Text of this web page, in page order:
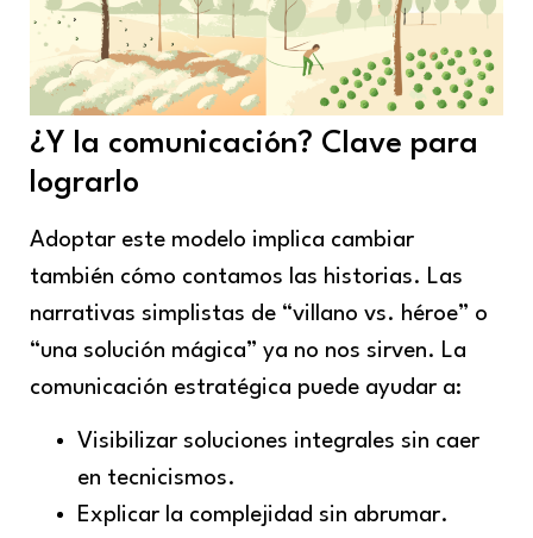
¿Y la comunicación? Clave para
lograrlo
Adoptar este modelo implica cambiar
también cómo contamos las historias. Las
narrativas simplistas de “villano vs. héroe” o
“una solución mágica” ya no nos sirven. La
comunicación estratégica puede ayudar a:
Visibilizar soluciones integrales sin caer
en tecnicismos.
Explicar la complejidad sin abrumar.